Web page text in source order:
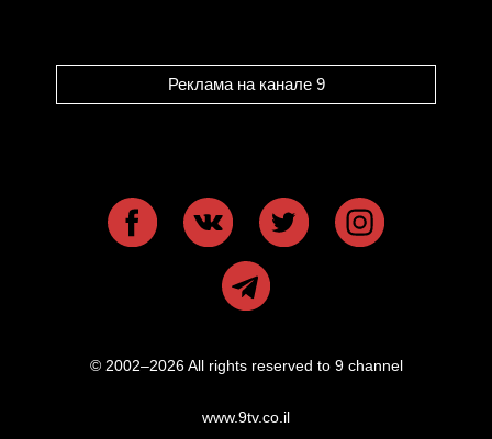
Реклама на канале 9
© 2002–2026 All rights reserved to 9 channel
www.9tv.co.il